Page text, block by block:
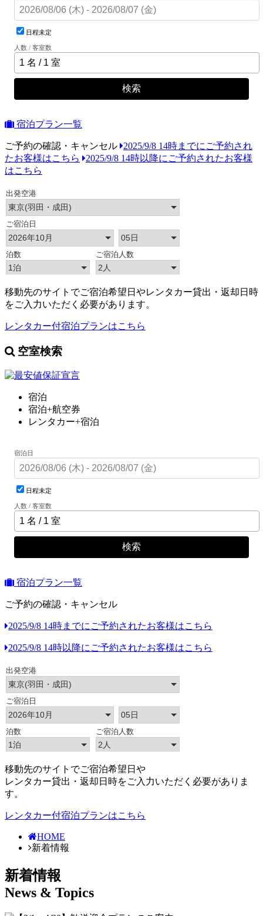
日程未定
人数 / 客室数
検索
宿泊プラン一覧
ご予約の確認・キャンセル
2025/9/8 14時までにご予約され
たお客様はこちら
2025/9/8 14時以降にご予約されたお客様
はこちら
移動先のサイトでご宿泊希望日やレンタカー貸出・返却日時
をご入力いただく必要があります。
レンタカー付宿泊プランはこちら
空室検索
宿泊
宿泊+航空券
レンタカー+宿泊
宿泊日
日程未定
人数 / 客室数
検索
宿泊プラン一覧
ご予約の確認・キャンセル
2025/9/8 14時までにご予約されたお客様はこちら
2025/9/8 14時以降にご予約されたお客様はこちら
移動先のサイトでご宿泊希望日や
レンタカー貸出・返却日時をご入力いただく必要がありま
す。
レンタカー付宿泊プランはこちら
HOME
新着情報
新着情報
News & Topics